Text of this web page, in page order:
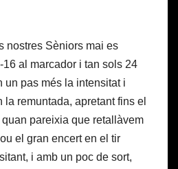
nostres Sèniors mai es
al marcador i tan sols 24
un pas més la intensitat i
remuntada, apretant fins el
pareixia que retallàvem
el gran encert en el tir
i amb un poc de sort,